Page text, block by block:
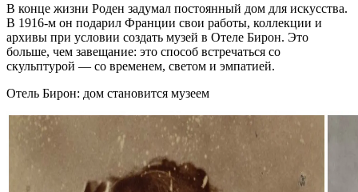
В конце жизни Роден задумал постоянный дом для искусства.
В 1916‑м он подарил Франции свои работы, коллекции и
архивы при условии создать музей в Отеле Бирон. Это
больше, чем завещание: это способ встречаться со
скульптурой — со временем, светом и эмпатией.
Отель Бирон: дом становится музеем